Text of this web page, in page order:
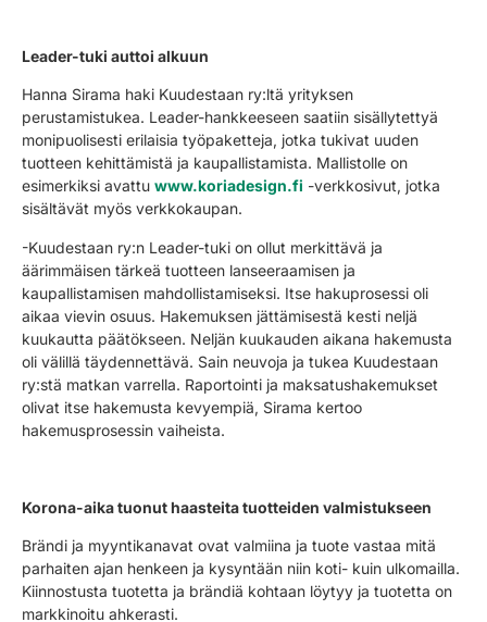
Leader-tuki auttoi alkuun
Hanna Sirama haki Kuudestaan ry:ltä yrityksen
perustamistukea. Leader-hankkeeseen saatiin sisällytettyä
monipuolisesti erilaisia työpaketteja, jotka tukivat uuden
tuotteen kehittämistä ja kaupallistamista. Mallistolle on
esimerkiksi avattu www.koriadesign.fi -verkkosivut, jotka
sisältävät myös verkkokaupan.
-Kuudestaan ry:n Leader-tuki on ollut merkittävä ja
äärimmäisen tärkeä tuotteen lanseeraamisen ja
kaupallistamisen mahdollistamiseksi. Itse hakuprosessi oli
aikaa vievin osuus. Hakemuksen jättämisestä kesti neljä
kuukautta päätökseen. Neljän kuukauden aikana hakemusta
oli välillä täydennettävä. Sain neuvoja ja tukea Kuudestaan
ry:stä matkan varrella. Raportointi ja maksatushakemukset
olivat itse hakemusta kevyempiä, Sirama kertoo
hakemusprosessin vaiheista.
Korona-aika tuonut haasteita tuotteiden valmistukseen
Brändi ja myyntikanavat ovat valmiina ja tuote vastaa mitä
parhaiten ajan henkeen ja kysyntään niin koti- kuin ulkomailla.
Kiinnostusta tuotetta ja brändiä kohtaan löytyy ja tuotetta on
markkinoitu ahkerasti.